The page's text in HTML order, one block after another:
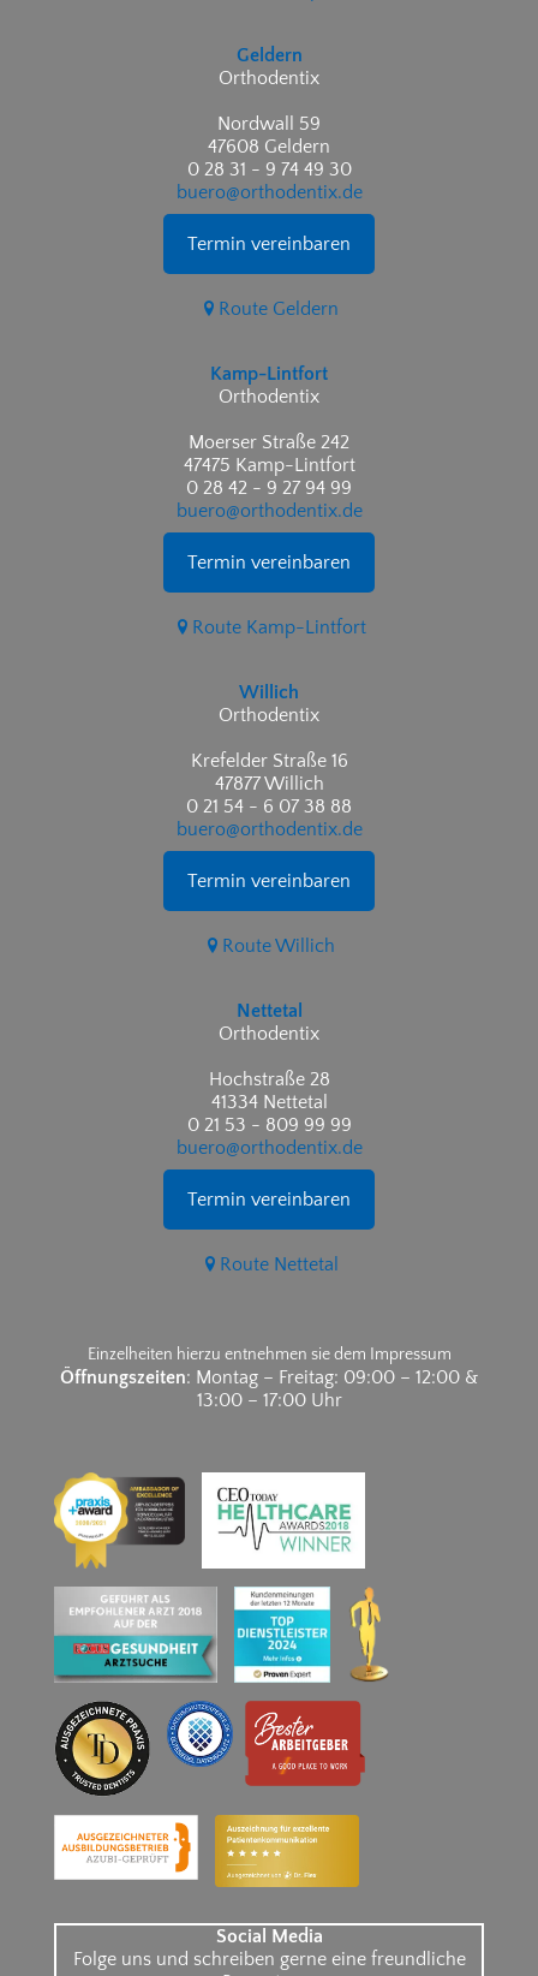
Geldern
Orthodentix
Nordwall 59
47608 Geldern
0 28 31 - 9 74 49 30
buero@orthodentix.de
Termin vereinbaren
Route Geldern
Kamp-Lintfort
Orthodentix
Moerser Straße 242
47475 Kamp-Lintfort
0 28 42 - 9 27 94 99
buero@orthodentix.de
Termin vereinbaren
Route Kamp-Lintfort
Willich
Orthodentix
Krefelder Straße 16
47877 Willich
0 21 54 - 6 07 38 88
buero@orthodentix.de
Termin vereinbaren
Route Willich
Nettetal
Orthodentix
Hochstraße 28
41334 Nettetal
0 21 53 - 809 99 99
buero@orthodentix.de
Termin vereinbaren
Route Nettetal
Einzelheiten hierzu entnehmen sie dem Impressum
Öffnungszeiten: Montag – Freitag: 09:00 – 12:00 &
13:00 – 17:00 Uhr
Social Media
Folge uns und schreiben gerne eine freundliche